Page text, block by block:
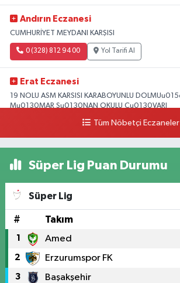
Andırın Eczanesi
CUMHURİYET MEYDANI KARŞISI
0 (328) 812 94 00 Yol Tarifi Al
Erat Eczanesi
19 NOLU ASM KARSISI KARABOYUNLU
Mu0130MAR Su0130NAN OKULU Cu0130VARI
Yol Tarifi Al
Tüm Nöbetçi Eczaneler
Süper Lig Puan Durumu
Süper Lig
# Takım
1 Amed
2 Erzurumspor FK
3 Başakşehir